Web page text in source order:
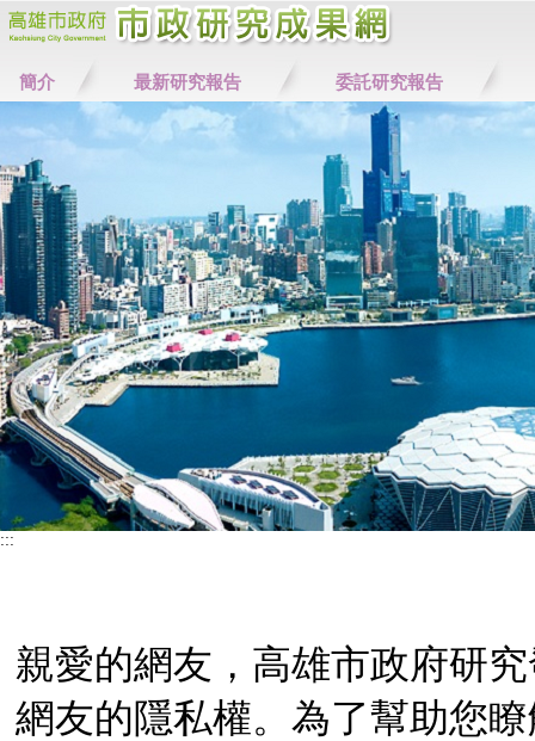
簡介 最新研究報告 委託研究報告
:::
親愛的網友，高雄市政府研
網友的隱私權。為了幫助您